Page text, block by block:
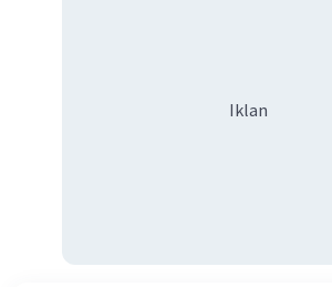
Iklan